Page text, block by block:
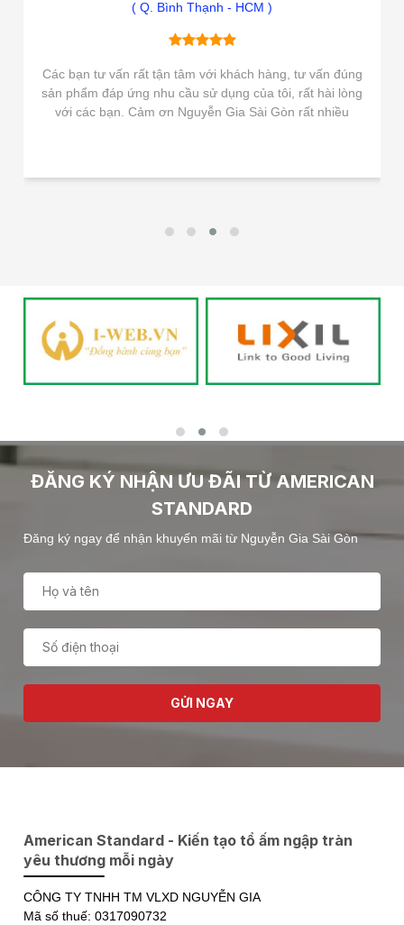
( Q. Bình Thạnh - HCM )
Các bạn tư vấn rất tận tâm với khách hàng, tư vấn đúng
sản phẩm đáp ứng nhu cầu sử dụng của tôi, rất hài lòng
với các bạn. Cảm ơn Nguyễn Gia Sài Gòn rất nhiều
ĐĂNG KÝ NHẬN ƯU ĐÃI TỪ AMERICAN
STANDARD
Đăng ký ngay để nhận khuyến mãi từ Nguyễn Gia Sài Gòn
GỬI NGAY
American Standard - Kiến tạo tổ ấm ngập tràn
yêu thương mỗi ngày
CÔNG TY TNHH TM VLXD NGUYỄN GIA
Mã số thuế: 0317090732